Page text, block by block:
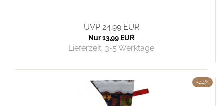
UVP 24,99 EUR
Nur 13,99 EUR
Lieferzeit: 3-5 Werktage
-44%